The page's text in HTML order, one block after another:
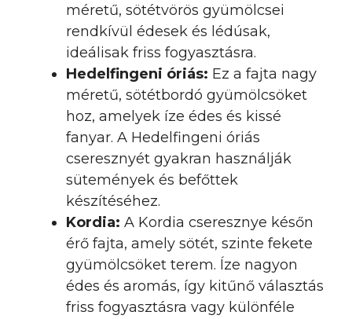
méretű, sötétvörös gyümölcsei
rendkívül édesek és lédúsak,
ideálisak friss fogyasztásra.
Hedelfingeni óriás: Ez a fajta nagy
méretű, sötétbordó gyümölcsöket
hoz, amelyek íze édes és kissé
fanyar. A Hedelfingeni óriás
cseresznyét gyakran használják
sütemények és befőttek
készítéséhez.
Kordia: A Kordia cseresznye későn
érő fajta, amely sötét, szinte fekete
gyümölcsöket terem. Íze nagyon
édes és aromás, így kitűnő választás
friss fogyasztásra vagy különféle